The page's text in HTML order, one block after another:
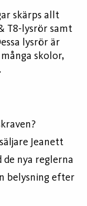
skärps allt
T8-lysrör samt
lysrör är
skolor,
Jeanett
de nya reglerna
belysning efter